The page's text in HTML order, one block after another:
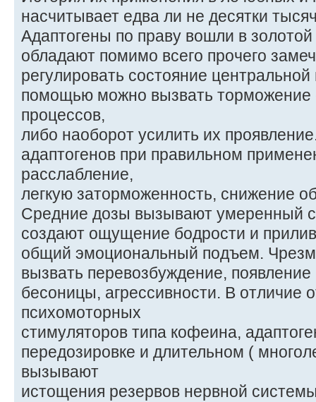
насчитывает едва ли не десятки
Адаптогены по праву вошли в
обладают помимо всего прочего
регулировать состояние
помощью можно вызвать торможение
процессов,
либо наоборот усилить их
адаптогенов при правильном
расслабление,
легкую заторможенность, снижение
Средние дозы вызывают умеренный
создают ощущение бодрости и
общий эмоциональный подъем.
вызвать перевозбуждение,
бесоницы, агрессивности. В отличие
психомоторных
стимуляторов типа кофеина,
передозировке и длительном (
вызывают
истощения резервов нервной